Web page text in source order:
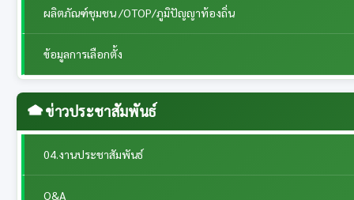
ผลิตภัณฑ์ชุมชน /OTOP/ภูมิปัญญาท้องถิ่น
ข้อมูลการเลือกตั้ง
ข่าวประชาสัมพันธ์
04.งานประชาสัมพันธ์
Q&A